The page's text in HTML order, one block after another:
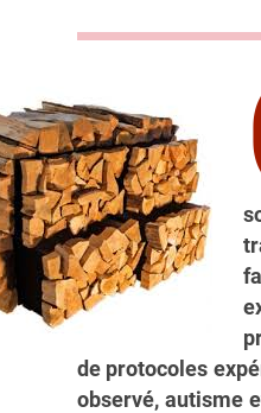
de protocoles
observé, autisme